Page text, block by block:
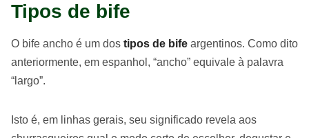
Tipos de bife
O bife ancho é um dos tipos de bife argentinos. Como dito
anteriormente, em espanhol, “ancho” equivale à palavra
“largo”.
Isto é, em linhas gerais, seu significado revela aos